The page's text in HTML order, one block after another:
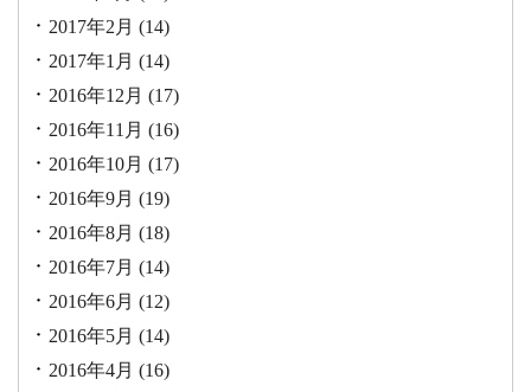
2017年2月 (14)
2017年1月 (14)
2016年12月 (17)
2016年11月 (16)
2016年10月 (17)
2016年9月 (19)
2016年8月 (18)
2016年7月 (14)
2016年6月 (12)
2016年5月 (14)
2016年4月 (16)